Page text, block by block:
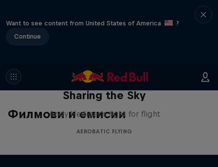
Want to see content from United States of America
?
Continue
Филмови и емисии
Sharing the Sky
Andy Hediger's fight for flight
AEROBATIC FLYING